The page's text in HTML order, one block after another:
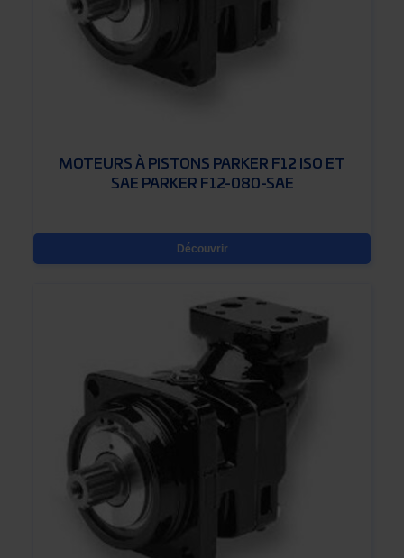
MOTEURS À PISTONS PARKER F12 ISO ET
SAE PARKER F12-080-SAE
Découvrir